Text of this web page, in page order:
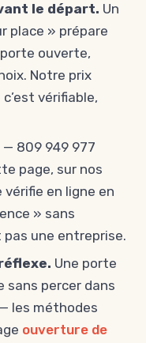
le départ. Un
place » prépare
ouverte,
Notre prix
vérifiable,
— 809 949 977
page, sur nos
en ligne en
» sans
une entreprise.
Une porte
sans percer dans
les méthodes
ouverture de